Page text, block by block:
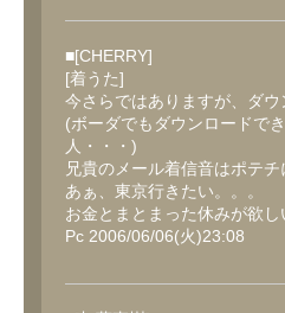
■[CHERRY]
[着うた]
今さらではありますが、ダ
(ボーダでもダウンロードで
人・・・)
兄貴のメール着信音はポテ
あぁ、東京行きたい。。。
お金とまとまった休みが欲
Pc 2006/06/06(火)23:08